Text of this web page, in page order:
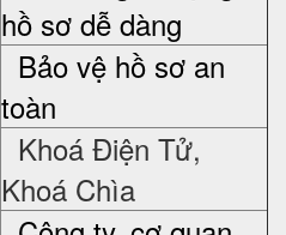
hồ sơ dễ dàng
Bảo vệ hồ sơ an
toàn
Khoá Điện Tử,
Khoá Chìa